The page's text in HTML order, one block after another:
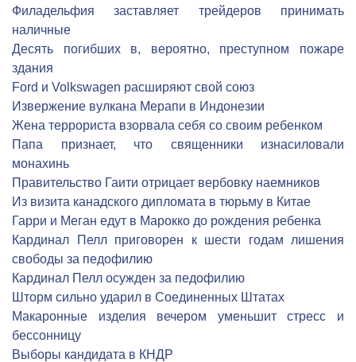
Филадельфия заставляет трейдеров принимать
наличные
Десять погибших в, вероятно, преступном пожаре
здания
Ford и Volkswagen расширяют свой союз
Извержение вулкана Мерапи в Индонезии
Жена террориста взорвала себя со своим ребенком
Папа признает, что священники изнасиловали
монахинь
Правительство Гаити отрицает вербовку наемников
Из визита канадского дипломата в тюрьму в Китае
Гарри и Меган едут в Марокко до рождения ребенка
Кардинал Пелл приговорен к шести годам лишения
свободы за педофилию
Кардинал Пелл осужден за педофилию
Шторм сильно ударил в Соединенных Штатах
Макаронные изделия вечером уменьшит стресс и
бессонницу
Выборы кандидата в КНДР